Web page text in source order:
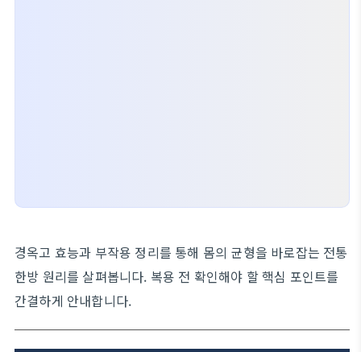
경옥고 효능과 부작용 정리를 통해 몸의 균형을 바로잡는 전통
한방 원리를 살펴봅니다. 복용 전 확인해야 할 핵심 포인트를
간결하게 안내합니다.